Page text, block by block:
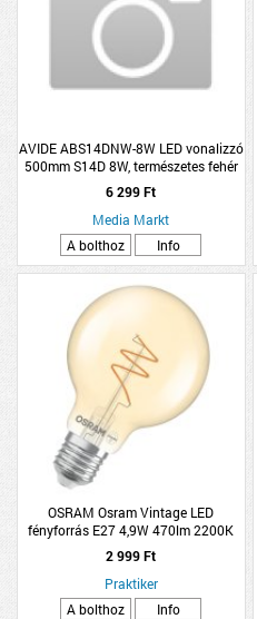
AVIDE ABS14DNW-8W LED vonalizzó
500mm S14D 8W, természetes fehér
6 299 Ft
Media Markt
A bolthoz
Info
OSRAM Osram Vintage LED
fényforrás E27 4,9W 470lm 2200K
kisgömb melegfehér dimmelhető
arany
2 999 Ft
Praktiker
A bolthoz
Info